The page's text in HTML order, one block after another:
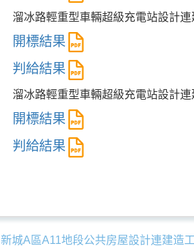
溜冰路輕重型車輛超級充電站設計
開標結果
判給結果
溜冰路輕重型車輛超級充電站設計連
開標結果
判給結果
新城A區A11地段公共房屋設計連建造